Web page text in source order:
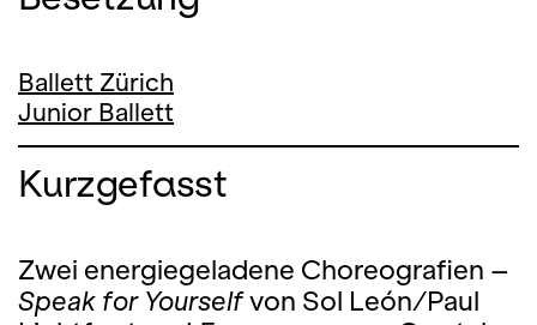
Ballett Zürich
Junior Ballett
Kurzgefasst
Zwei energiegeladene Choreografien –
Speak for Yourselfvon Sol León/Paul